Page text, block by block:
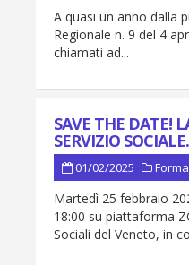
A quasi un anno dalla
Regionale n. 9 del 4
chiamati ad...
SAVE THE DATE!
SERVIZIO
01/02/2025
Martedì 25 febbraio
18:00 su piattaforma
Sociali del Veneto, in